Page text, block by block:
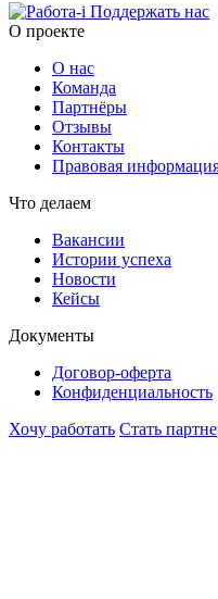
Поддержать нас
O проекте
О нас
Команда
Партнёры
Отзывы
Контакты
Правовая
Что делаем
Вакансии
Истории успеха
Новости
Кейсы
Документы
Договор-оферта
Конфиденциальность
Хочу работать Стать